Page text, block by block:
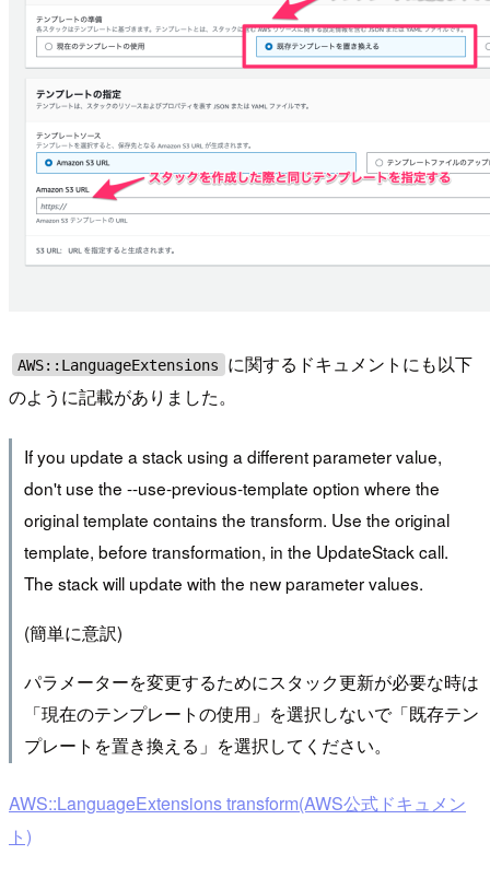
AWS::LanguageExtensions
に関するドキュメントにも以下
のように記載がありました。
If you update a stack using a different parameter value,
don't use the --use-previous-template option where the
original template contains the transform. Use the original
template, before transformation, in the UpdateStack call.
The stack will update with the new parameter values.
(簡単に意訳)
パラメーターを変更するためにスタック更新が必要な時は
「現在のテンプレートの使用」を選択しないで「既存テン
プレートを置き換える」を選択してください。
AWS::LanguageExtensions transform(AWS公式ドキュメン
ト)